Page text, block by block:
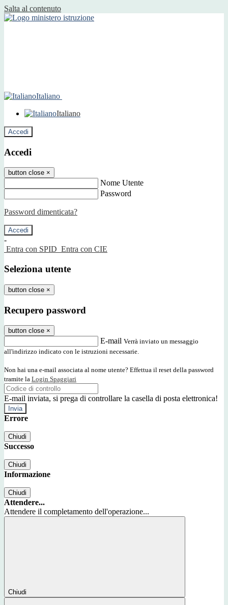
Salta al contenuto
Italiano
Italiano
Accedi
Accedi
button close ×
Nome Utente
Password
Password dimenticata?
-
Entra con SPID Entra con CIE
Seleziona utente
button close ×
Recupero password
button close ×
E-mail Verrà inviato un messaggio
all'indirizzo indicato con le istruzioni necessarie.
Non hai una e-mail associata al nome utente? Effettua il reset della password
tramite la Login Spaggiari
E-mail inviata, si prega di controllare la casella di posta elettronica!
Errore
Chiudi
Successo
Chiudi
Informazione
Chiudi
Attendere...
Attendere il completamento dell'operazione...
Chiudi